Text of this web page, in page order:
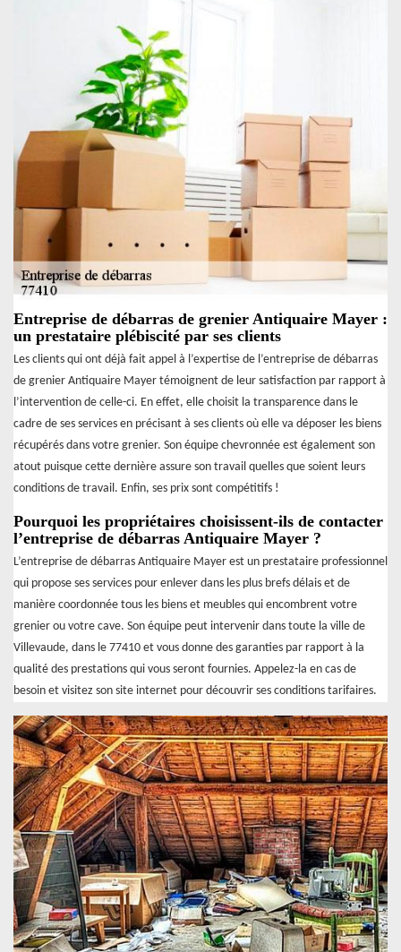
Entreprise de débarras de grenier Antiquaire Mayer :
un prestataire plébiscité par ses clients
Les clients qui ont déjà fait appel à l’expertise de l’entreprise de débarras
de grenier Antiquaire Mayer témoignent de leur satisfaction par rapport à
l’intervention de celle-ci. En effet, elle choisit la transparence dans le
cadre de ses services en précisant à ses clients où elle va déposer les biens
récupérés dans votre grenier. Son équipe chevronnée est également son
atout puisque cette dernière assure son travail quelles que soient leurs
conditions de travail. Enfin, ses prix sont compétitifs !
Pourquoi les propriétaires choisissent-ils de contacter
l’entreprise de débarras Antiquaire Mayer ?
L’entreprise de débarras Antiquaire Mayer est un prestataire professionnel
qui propose ses services pour enlever dans les plus brefs délais et de
manière coordonnée tous les biens et meubles qui encombrent votre
grenier ou votre cave. Son équipe peut intervenir dans toute la ville de
Villevaude, dans le 77410 et vous donne des garanties par rapport à la
qualité des prestations qui vous seront fournies. Appelez-la en cas de
besoin et visitez son site internet pour découvrir ses conditions tarifaires.